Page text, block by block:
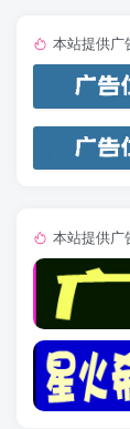
本站提供广
本站提供广